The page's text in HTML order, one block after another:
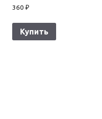
0
из
360₽
Купить